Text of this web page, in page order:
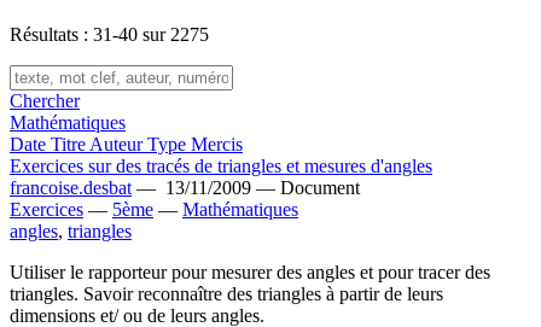
Résultats : 31-40 sur 2275
Chercher
Mathématiques
Date Titre AuteurType Mercis
Exercices sur des tracés de triangles et mesures d'angles
francoise.desbat — 13/11/2009 — Document
Exercices — 5ème — Mathématiques
angles, triangles
Utiliser le rapporteur pour mesurer des angles et pour tracer des
triangles. Savoir reconnaître des triangles à partir de leurs
dimensions et/ ou de leurs angles.